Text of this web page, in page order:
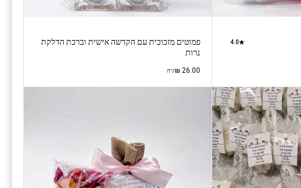
4.0
פמוטים מזכוכית עם הקדשה אישית וברכת הדלקת
נרות
₪ 26.00 /יח